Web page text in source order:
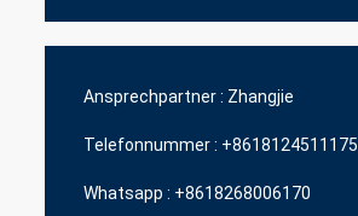
Ansprechpartner : Zhangjie
Telefonnummer : +8618124511175
Whatsapp : +8618268006170